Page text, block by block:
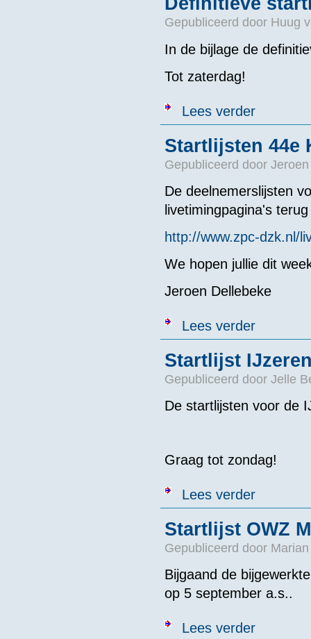
Gepubliceerd door Huug
In de bijlage de
Tot zaterdag!
Lees verderover
Startlijsten 44e
Gepubliceerd door
De deelnemerslijsten
livetimingpagina's
http://www.zpc-dzk.nl/
We hopen jullie dit
Jeroen Dellebeke
Lees verderover
Startlijst
Gepubliceerd door Jelle
De startlijsten voor de
Graag tot zondag!
Lees verderover Startlijst
Startlijst OWZ
Gepubliceerd door
Bijgaand de
op 5 september a.s..
Lees verderover Startlijst